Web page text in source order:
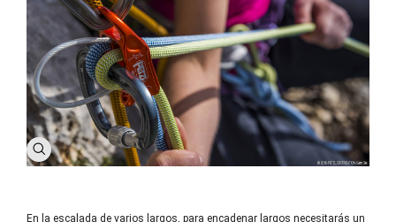
En la escalada de varios largos, para encadenar largos necesitarás un